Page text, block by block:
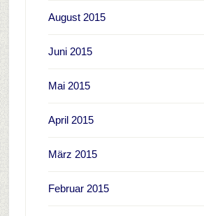
August 2015
Juni 2015
Mai 2015
April 2015
März 2015
Februar 2015